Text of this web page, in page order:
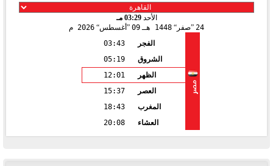
الأحد03:29 مـ
24 صفر 1448 هـ 09 أغسطس 2026 م
مصر
الفجر
03:43
الشروق
05:19
الظهر
12:01
العصر
15:37
المغرب
18:43
العشاء
20:08